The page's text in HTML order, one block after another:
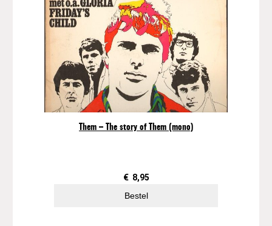
Them – The story of Them (mono)
€ 8,95
Bestel